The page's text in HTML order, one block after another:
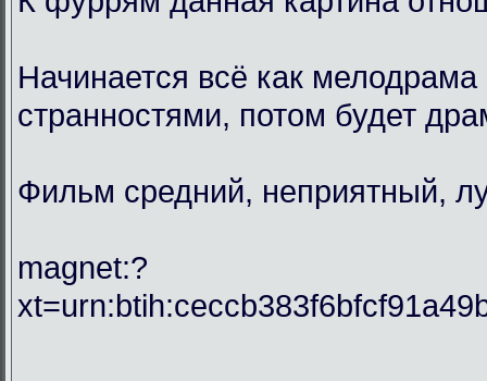
Начинается всё как
странностями, потом будет
Фильм средний, неприятный,
magnet:?